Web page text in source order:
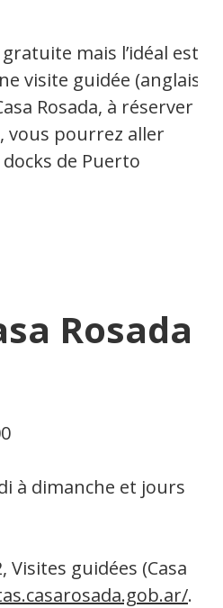
mais l’idéal est
visite guidée (anglais
Rosada, à réserver
vous pourrez aller
de Puerto
Rosada
à dimanche et jours
Visites guidées (Casa
.